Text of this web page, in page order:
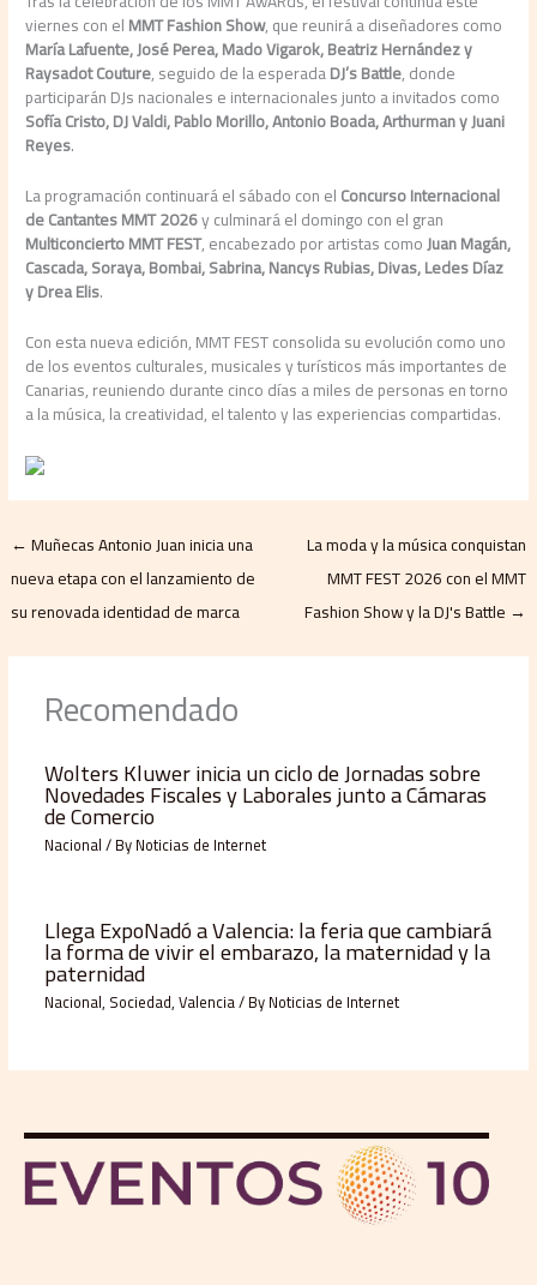
viernes con elMMT Fashion Show, que reunirá a diseñadores como
María Lafuente, José Perea, Mado Vigarok, Beatriz Hernández y
Raysadot Couture, seguido de la esperadaDJ’s Battle, donde
participarán DJs nacionales e internacionales junto a invitados como
Sofía Cristo, DJ Valdi, Pablo Morillo, Antonio Boada, Arthurman y Juani
Reyes.
La programación continuará el sábado con elConcurso Internacional
de Cantantes MMT 2026y culminará el domingo con el gran
Multiconcierto MMT FEST, encabezado por artistas comoJuan Magán,
Cascada, Soraya, Bombai, Sabrina, Nancys Rubias, Divas, Ledes Díaz
y Drea Elis.
Con esta nueva edición, MMT FEST consolida su evolución como uno
de los eventos culturales, musicales y turísticos más importantes de
Canarias, reuniendo durante cinco días a miles de personas en torno
a la música, la creatividad, el talento y las experiencias compartidas.
←Muñecas Antonio Juan inicia una
nueva etapa con el lanzamiento de
su renovada identidad de marca
La moda y la música conquistan
MMT FEST 2026 con el MMT
Fashion Show y la DJ's Battle →
Recomendado
Wolters Kluwer inicia un ciclo de Jornadas sobre
Novedades Fiscales y Laborales junto a Cámaras
de Comercio
Nacional/ ByNoticias de Internet
Llega ExpoNadó a Valencia: la feria que cambiará
la forma de vivir el embarazo, la maternidad y la
paternidad
Nacional, Sociedad,Valencia/ ByNoticias de Internet